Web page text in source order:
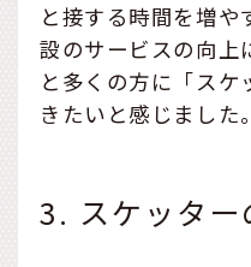
と接する時間を増
設のサービスの向上
と多くの方に「スケ
きたいと感じました。
3. スケッター